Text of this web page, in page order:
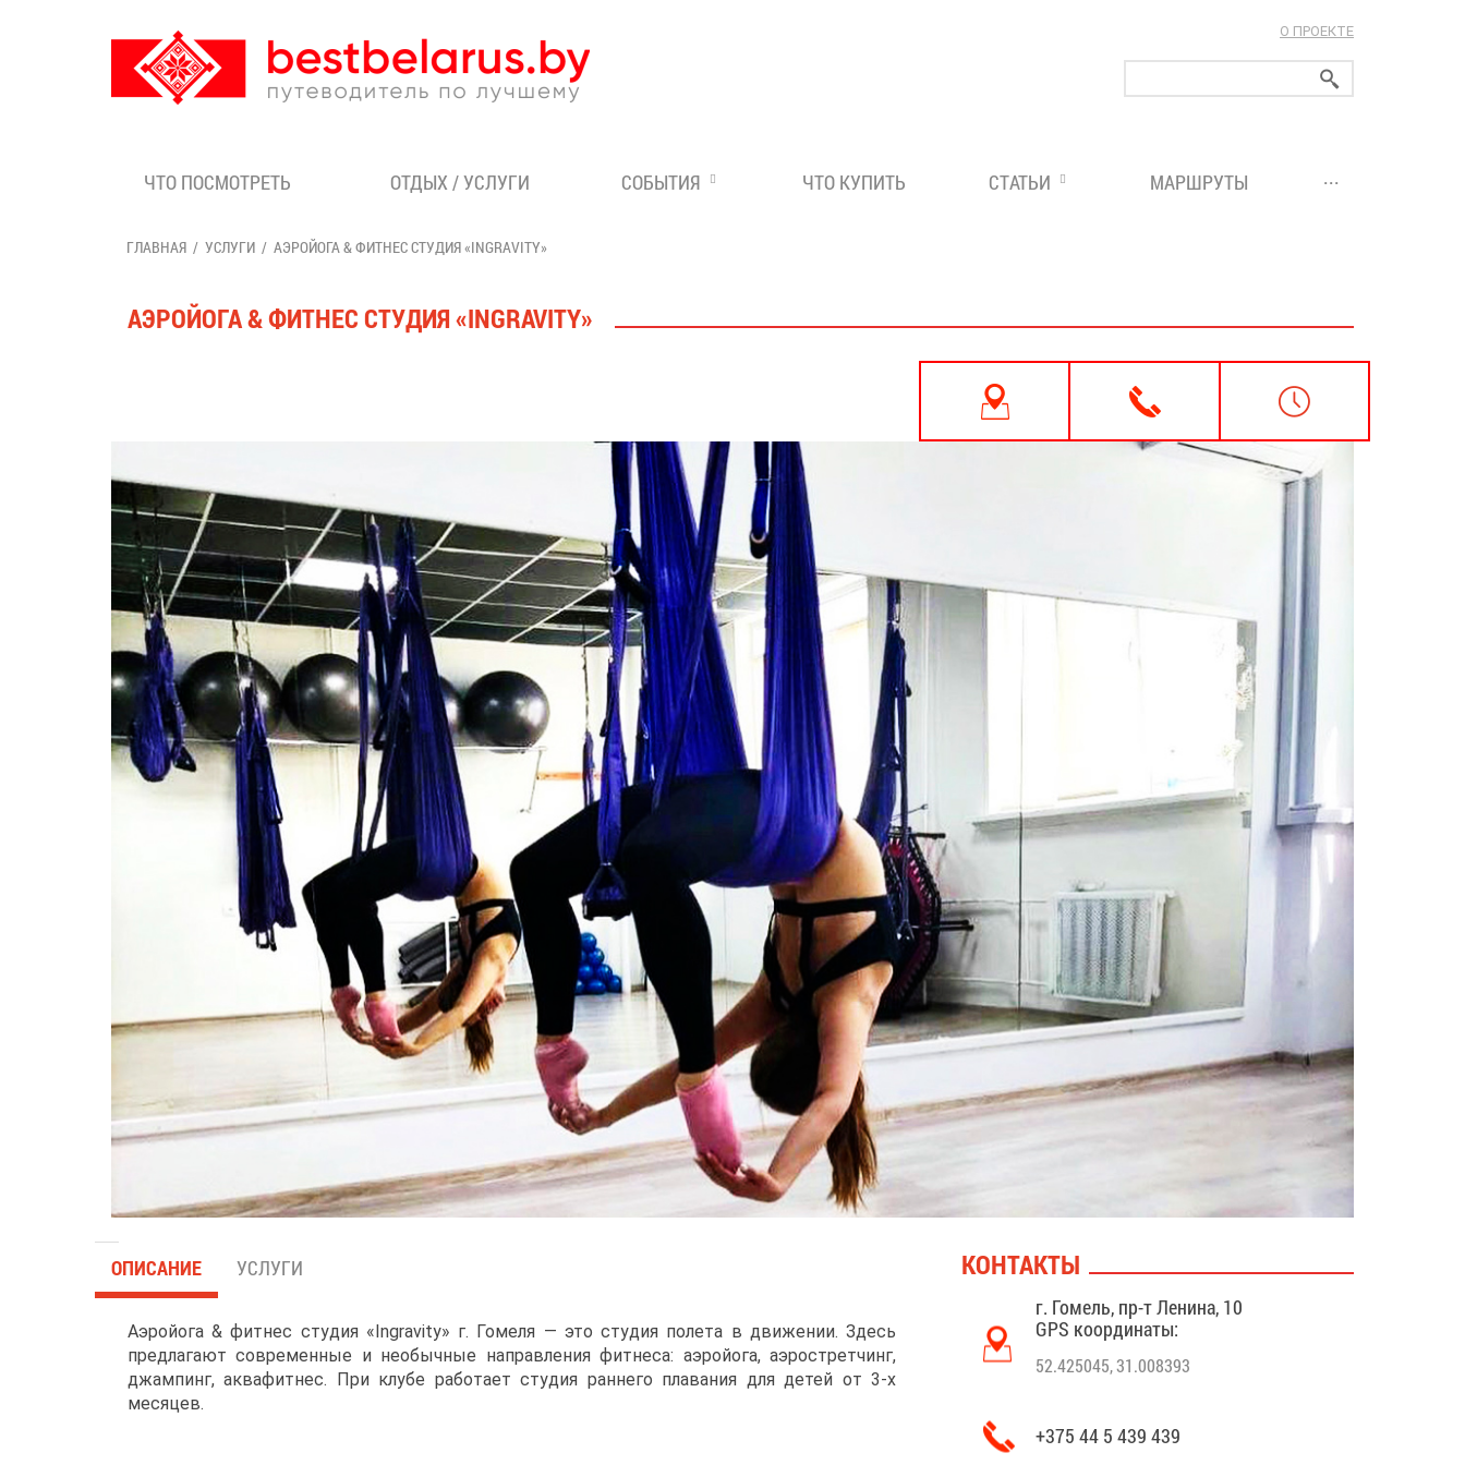
О ПРОЕКТЕ
ЧТО ПОСМОТРЕТЬ ОТДЫХ / УСЛУГИ СОБЫТИЯ ЧТО КУПИТЬ СТАТЬИ МАРШРУТЫ ...
ГЛАВНАЯ УСЛУГИ АЭРОЙОГА & ФИТНЕС СТУДИЯ «INGRAVITY»
АЭРОЙОГА & ФИТНЕС СТУДИЯ «INGRAVITY»
ОПИСАНИЕ УСЛУГИ
Аэройога & фитнес студия «Ingravity» г. Гомеля — это студия полета в движении. Здесь
предлагают современные и необычные направления фитнеса: аэройога, аэростретчинг,
джампинг, аквафитнес. При клубе работает студия раннего плавания для детей от 3-х
месяцев.
КОНТАКТЫ
г. Гомель, пр-т Ленина, 10
GPS координаты:
52.425045, 31.008393
+375 44 5 439 439